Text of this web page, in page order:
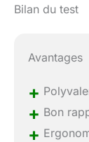
Bilan du test
Avantages
+
+ Bon
+